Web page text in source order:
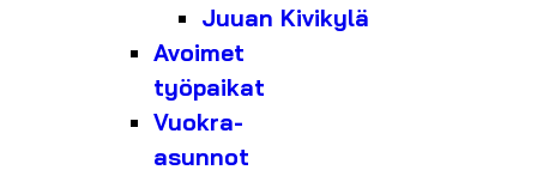
Juuan Kivikylä
Avoimet
työpaikat
Vuokra-
asunnot